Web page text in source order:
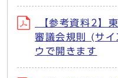
【参考資料2】
審議会規則 (サ
ウで開きます